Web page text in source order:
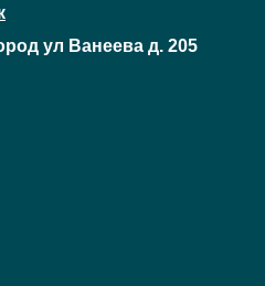
ул Ванеева д. 205